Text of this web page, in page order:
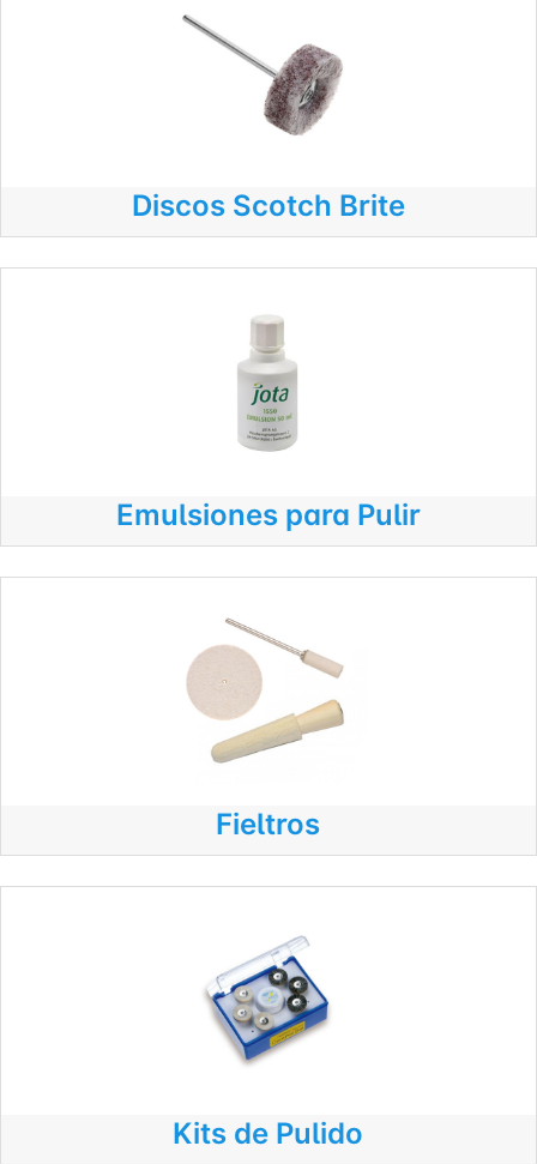
Discos Scotch Brite
Emulsiones para Pulir
Fieltros
Kits de Pulido